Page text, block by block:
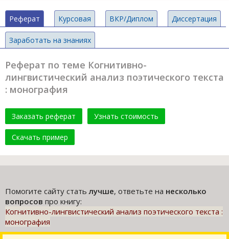
Реферат Курсовая ВКР/Диплом Диссертация
Заработать на знаниях
Реферат по теме Когнитивно-
лингвистический анализ поэтического текста
: монография
Заказать реферат Узнать стоимость
Скачать пример
Помогите сайту статьлучше, ответьте на несколько
вопросов про книгу:
Когнитивно-лингвистический анализ поэтического текста :
монография